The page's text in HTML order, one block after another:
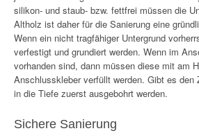
silikon- und staub- bzw. fettfrei müssen die
Altholz ist daher für die Sanierung eine
Wenn ein nicht tragfähiger Untergrund
verfestigt und grundiert werden. Wenn im
vorhanden sind, dann müssen diese mit am
Anschlusskleber verfüllt werden. Gibt es den
in die Tiefe zuerst ausgebohrt werden.
Sichere Sanierung